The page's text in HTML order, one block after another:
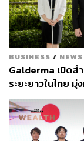
2. การสร้างแบ
ประชากรที่เพิ่ม
คาร์บอน
BUSINESS / NEWS
Galderma เปิดส
ระยะยาวในไทย
สัญญา’ ให้กลายเ
[ADVERTORIAL]